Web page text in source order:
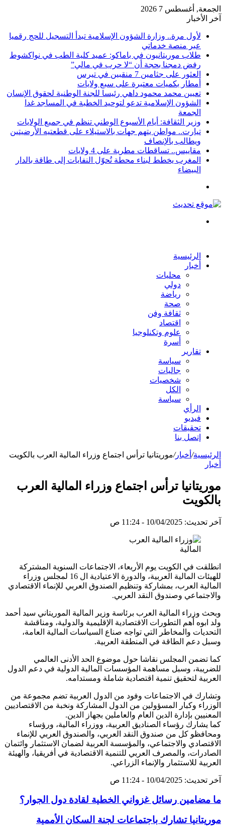
الجمعة, أغسطس 7 2026
آخر الأخبار
لأول مرة.. وزارة الشؤون الإسلامية تبدأ التسجيل للحج رقميا
عبر منصة خدماتي
طلاب موريتانيون في باماكو: عميد كلية الطب في نواكشوط
رفض دمجنا بحجة أن “لا حرب في مالي”
العثور على جثامين 7 منقبين في تيرس
أمطار بكميات معتبرة على سبع ولايات
تعيين محمد محمود داهي رئيسا للجنة الوطنية لحقوق الإنسان
الشؤون الإسلامية تدعو لتوحيد الخطبة في المساجد غدا
الجمعة
وزير الثقافة: أيام الأسبوع الوطني تنظم في جميع الولايات
تيارت.. مواطن يتهم جهات بالاستيلاء على قطعتيه الأرضيتين
ويطالب بالإنصاف
مقاييس.. تساقطات مطرية على 4 ولايات
المغرب يخطط لبناء محطة تُحوّل النفايات إلى طاقة بالدار
البيضاء
الرئيسية
أخبار
محليات
دولي
رياضة
صحة
ثقافة وفن
اقتصاد
علوم وتكنلوجيا
أسرة
تقارير
سياسة
جاليات
شخصيات
الكل
سياسة
الرأي
فيديو
تحقيقات
إتصل بنا
الرئيسية/ أخبار/موريتانيا ترأس اجتماع وزراء المالية العرب بالكويت
أخبار
موريتانيا ترأس اجتماع وزراء المالية العرب
بالكويت
آخر تحديث: 10/04/2025 - 11:24 ص
المالية
انطلقت في الكويت يوم الأربعاء، الاجتماعات السنوية المشتركة
للهيئات المالية العربية، والدورة الاعتيادية ال 16 لمجلس وزراء
المالية العرب، بمشاركة وتنظيم الصندوق العربي للإنماء الاقتصادي
والاجتماعي وصندوق النقد العربي.
وبحث وزراء المالية العرب برئاسة وزير المالية الموريتاني سيد أحمد
ولد ابوه أهم التطورات الاقتصادية الإقليمية والدولية، ومناقشة
التحديات والمخاطر التي تواجه صناع السياسات المالية العامة،
وسبل دعم الطاقة في المنطقة العربية.
كما تضمن المجلس نقاشا حول موضوع الحد الأدنى العالمي
للضريبة، وسبل مساهمة المؤسسات المالية الدولية في دعم الدول
العربية لتحقيق تنمية اقتصادية شاملة ومستدامه.
وتشارك في الاجتماعات وفود من الدول العربية تضم مجموعة من
الوزراء وكبار المسؤولين من الدول المشاركة ونخبة من الاقتصاديين
المعنيين بإدارة الدين العام والعاملين بجهاز الدين.
كما يشارك رؤساء الصناديق العربية، ووزراء المالية، ورؤساء
ومحافظو كل من صندوق النقد العربي، والصندوق العربي للإنماء
الاقتصادي والاجتماعي، والمؤسسة العربية لضمان الاستثمار وائتمان
الصادرات، والمصرف العربي للتنمية الاقتصادية في أفريقيا، والهيئة
العربية للاستثمار والإنماء الزراعي.
آخر تحديث: 10/04/2025 - 11:24 ص
ما مضامين رسائل غزواني الخطية لقادة دول الجوار؟
موريتانيا تشارك باجتماعات لجنة السكان الأممية